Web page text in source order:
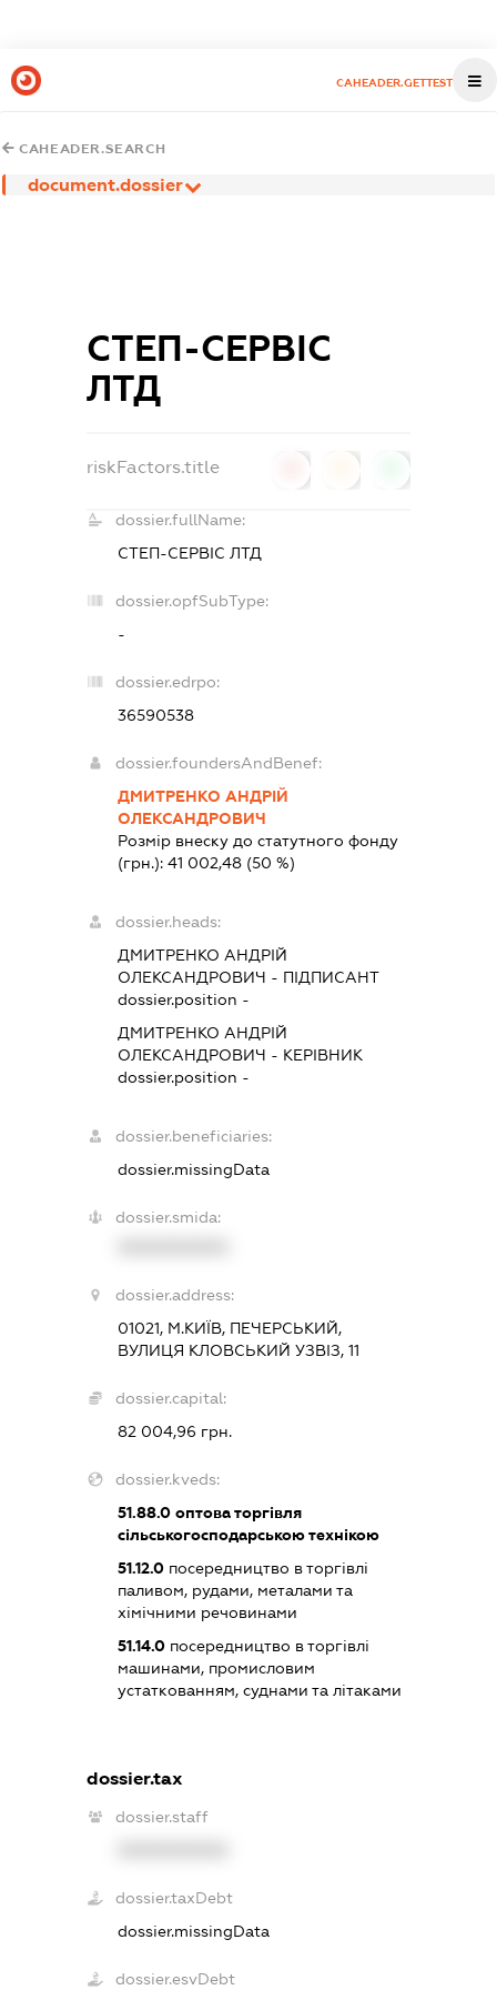
CAHEADER.GETTEST
CAHEADER.SEARCH
document.dossier
СТЕП-СЕРВІС
ЛТД
riskFactors.title
dossier.fullName:
СТЕП-СЕРВІС ЛТД
dossier.opfSubType:
-
dossier.edrpo:
36590538
dossier.foundersAndBenef:
ДМИТРЕНКО АНДРІЙ
ОЛЕКСАНДРОВИЧ
Розмір внеску до статутного фонду
(грн.):41 002,48 (50 %)
dossier.heads:
ДМИТРЕНКО АНДРІЙ
ОЛЕКСАНДРОВИЧ - ПІДПИСАНТ
dossier.position -
ДМИТРЕНКО АНДРІЙ
ОЛЕКСАНДРОВИЧ - КЕРІВНИК
dossier.position -
dossier.beneficiaries:
dossier.missingData
dossier.smida:
dossier.address:
01021, М.КИЇВ, ПЕЧЕРСЬКИЙ,
ВУЛИЦЯ КЛОВСЬКИЙ УЗВІЗ, 11
dossier.capital:
82 004,96 грн.
dossier.kveds:
51.88.0 оптова торгівля
сільськогосподарською технікою
51.12.0 посередництво в торгівлі
паливом, рудами, металами та
хімічними речовинами
51.14.0 посередництво в торгівлі
машинами, промисловим
устаткованням, суднами та літаками
dossier.tax
dossier.staff
dossier.taxDebt
dossier.missingData
dossier.esvDebt